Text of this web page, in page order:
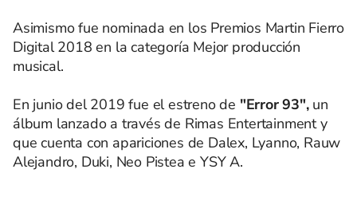
Asimismo fue nominada en los Premios Martin Fierro
Digital 2018 en la categoría Mejor producción
musical.
En junio del 2019 fue el estreno de "Error 93",un
álbum lanzado a través de Rimas Entertainment y
que cuenta con apariciones de Dalex, Lyanno, Rauw
Alejandro, Duki, Neo Pistea e YSY A.